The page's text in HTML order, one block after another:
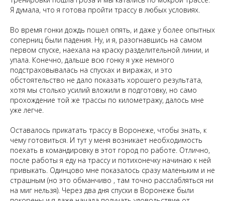
Я думала, что я готова пройти трассу в любых условиях.
Во время гонки дождь пошел опять, и даже у более опытных
соперниц были падения. Ну, и я, разогнавшись на самом
первом спуске, наехала на краску разделительной линии, и
упала. Конечно, дальше всю гонку я уже немного
подстраховывалась на спусках и виражах, и это
обстоятельство не дало показать хорошего результата,
хотя мы столько усилий вложили в подготовку, но само
прохождение той же трассы по километражу, далось мне
уже легче.
Оставалось прикатать трассу в Воронеже, чтобы знать, к
чему готовиться. И тут у меня возникает необходимость
поехать в командировку в этот город по работе. Отлично,
после работы я еду на трассу и потихонечку начинаю к ней
привыкать. Одинцово мне показалось сразу маленьким и не
страшным (но это обманчиво , там точно расслабляться ни
на миг нельзя). Через два дня спуски в Воронеже были